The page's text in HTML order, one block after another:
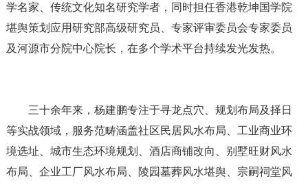
学名家、传统文化知名研究学者，同时担任香港乾坤国学院
堪舆策划应用研究部高级研究员、专家评审委员会专家委员
及河源市分院中心院长，在多个学术平台持续发光发热。
三十余年来，杨建鹏专注于寻龙点穴、规划布局及择日
等实战领域，服务范畴涵盖社区民居风水布局、工业商业环
境选址、城市生态环境规划、酒店商铺改向、别墅旺财风水
布局、企业工厂风水布局、陵园墓葬风水堪舆、宗嗣祠堂风